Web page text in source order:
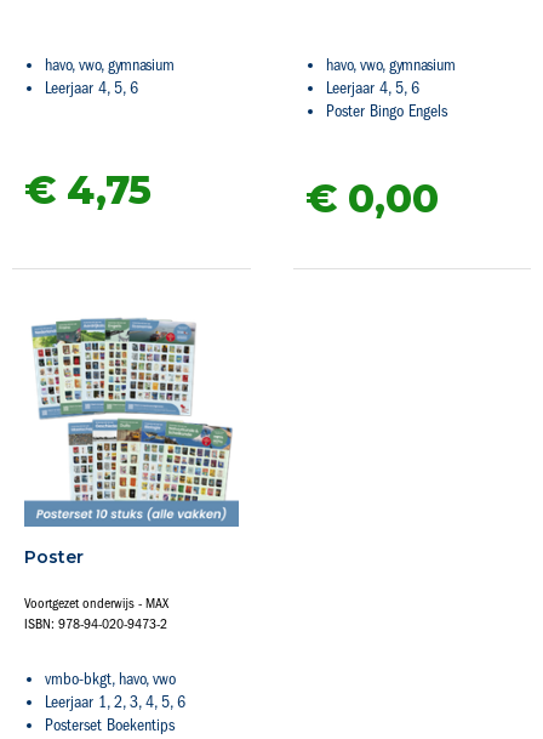
havo, vwo, gymnasium
Leerjaar 4, 5, 6
€ 4,75
havo, vwo, gymnasium
Leerjaar 4, 5, 6
Poster Bingo Engels
€ 0,00
Poster
Voortgezet onderwijs - MAX
ISBN: 978-94-020-9473-2
vmbo-bkgt, havo, vwo
Leerjaar 1, 2, 3, 4, 5, 6
Posterset Boekentips